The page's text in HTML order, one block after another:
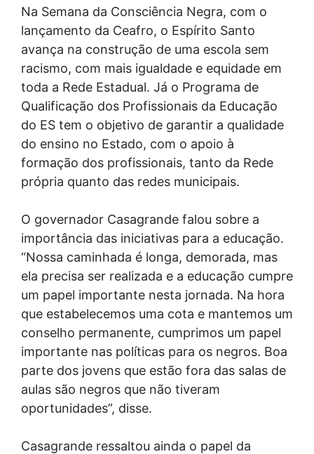
Na Semana da Consciência Negra, com o
lançamento da Ceafro, o Espírito Santo
avança na construção de uma escola sem
racismo, com mais igualdade e equidade em
toda a Rede Estadual. Já o Programa de
Qualificação dos Profissionais da Educação
do ES tem o objetivo de garantir a qualidade
do ensino no Estado, com o apoio à
formação dos profissionais, tanto da Rede
própria quanto das redes municipais.
O governador Casagrande falou sobre a
importância das iniciativas para a educação.
“Nossa caminhada é longa, demorada, mas
ela precisa ser realizada e a educação cumpre
um papel importante nesta jornada. Na hora
que estabelecemos uma cota e mantemos um
conselho permanente, cumprimos um papel
importante nas políticas para os negros. Boa
parte dos jovens que estão fora das salas de
aulas são negros que não tiveram
oportunidades”, disse.
Casagrande ressaltou ainda o papel da